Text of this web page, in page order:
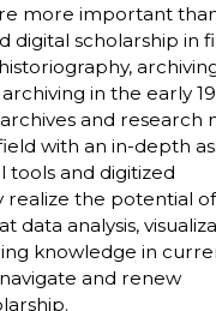
more important
digital scholarship in
in the early
and research
with an in-depth
and digitized
realize the potential
analysis,
knowledge in
and renew